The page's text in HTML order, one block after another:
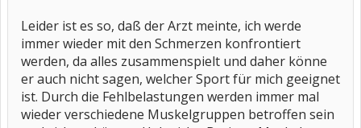
Leider ist es so, daß der Arzt meinte, ich werde
immer wieder mit den Schmerzen konfrontiert
werden, da alles zusammenspielt und daher könne
er auch nicht sagen, welcher Sport für mich geeignet
ist. Durch die Fehlbelastungen werden immer mal
wieder verschiedene Muskelgruppen betroffen sein